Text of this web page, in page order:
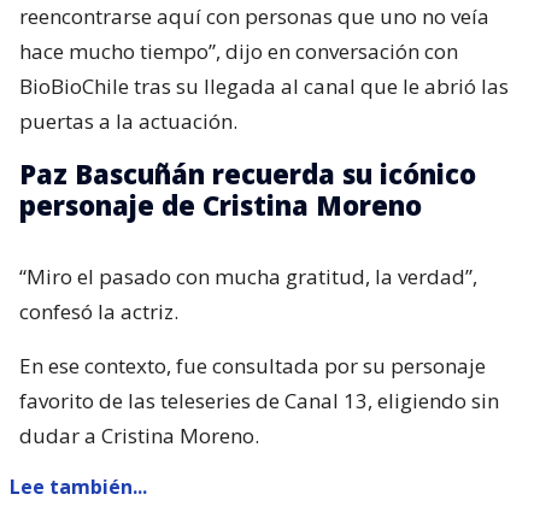
reencontrarse aquí con personas que uno no veía
hace mucho tiempo”, dijo en conversación con
BioBioChile tras su llegada al canal que le abrió las
puertas a la actuación.
Paz Bascuñán recuerda su icónico
personaje de Cristina Moreno
“Miro el pasado con mucha gratitud, la verdad”,
confesó la actriz.
En ese contexto, fue consultada por su personaje
favorito de las teleseries de Canal 13, eligiendo sin
dudar a Cristina Moreno.
Lee también...